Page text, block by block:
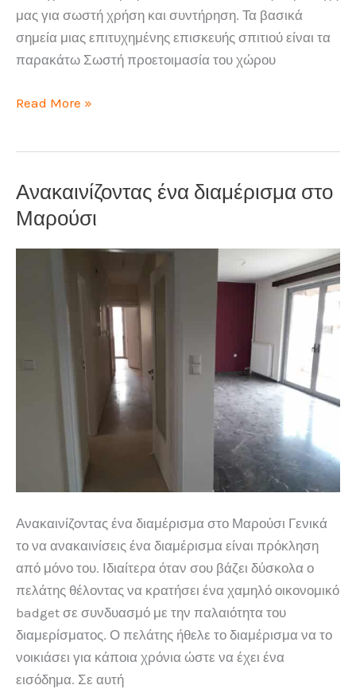
μας για σωστή χρήση και συντήρηση. Τα βασικά
σημεία μιας επιτυχημένης επισκευής σπιτιού είναι τα
παρακάτω Σωστή προετοιμασία του χώρου
Επισκευές
που
αντιμετωπίζουμε
Read More »
Ανακαινίζοντας ένα διαμέρισμα στο
Μαρούσι
Ανακαινίζοντας ένα διαμέρισμα στο Μαρούσι Γενικά
το να ανακαινίσεις ένα διαμέρισμα είναι πρόκληση
από μόνο του. Ιδιαίτερα όταν σου βάζει δύσκολα ο
πελάτης θέλοντας να κρατήσει ένα χαμηλό οικονομικό
badget σε συνδυασμό με την παλαιότητα του
διαμερίσματος. Ο πελάτης ήθελε το διαμέρισμα να το
νοικιάσει για κάποια χρόνια ώστε να έχει ένα
εισόδημα. Σε αυτή